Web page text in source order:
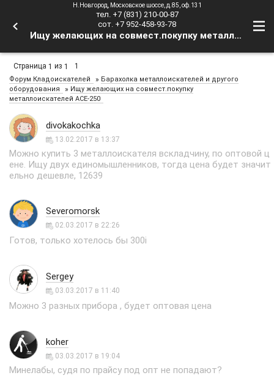
Н.Новгород, Московское шоссе, д.85, оф.131
тел. +7 (831) 210-00-87
сот. +7 952-458-93-78
Ищу желающих на совмест.покупку металлоискателей ACE-250 - Форум Кладоискателей
Страница 1 из 1 1
Форум Кладоискателей » Барахолка металлоискателей и другого
оборудования
» Ищу желающих на совмест.покупку
металлоискателей ACE-250
divokakochka
13.02.2017 в 13:37
Можно купить 3 металлоискателя вскладчину, по оптовой ц
ене. Ищу двух единомышленников, тогда цена будет значит
ельно дешевле, 12639
Severomorsk
02.03.2017 в 22:26
Готов, только хотелось бы 300i
Sergey
03.03.2017 в 11:40
Можно 3 разных прибора , будет оптовая цена
koher
03.03.2017 в 19:04
Минелабы, судя по прайсу под опт не попадают?